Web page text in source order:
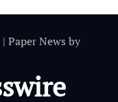
| Paper News by